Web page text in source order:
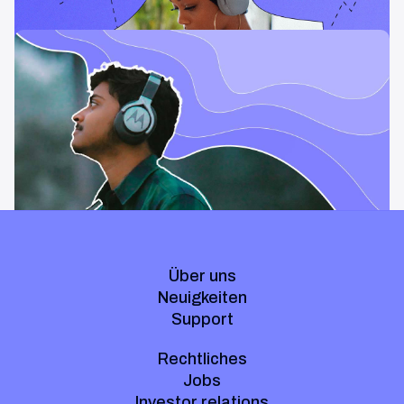
News & Insights
Warum Podcasts für Zuhörer und
Unternehmen gut investierte Zeit sind.
Warum Podcasts eine Oase für Zuhörer und eine
Markenbildungschance für versierte Marketingexperten sind.
Über uns
Neuigkeiten
Support
Rechtliches
Jobs